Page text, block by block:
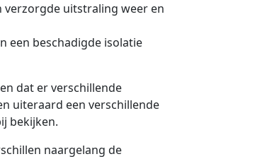
verzorgde uitstraling weer en
een beschadigde isolatie
dat er verschillende
uiteraard een verschillende
bekijken.
naargelang de